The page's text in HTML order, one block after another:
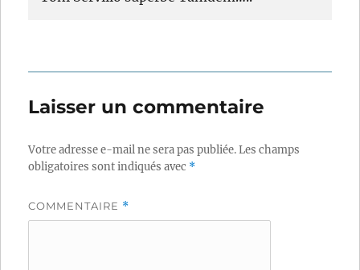
Laisser un commentaire
Votre adresse e-mail ne sera pas publiée.Les champs
obligatoires sont indiqués avec *
COMMENTAIRE *